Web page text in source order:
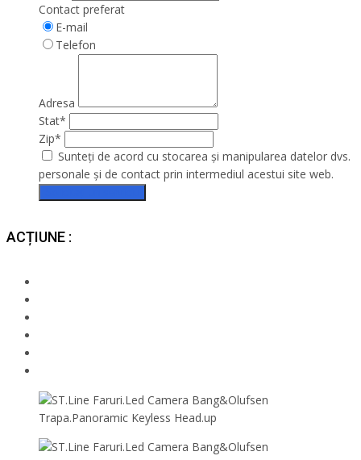
Contact preferat
E-mail
Telefon
Adresa
Stat*
Zip*
Sunteți de acord cu stocarea și manipularea datelor dvs.
personale și de contact prin intermediul acestui site web.
ACȚIUNE :